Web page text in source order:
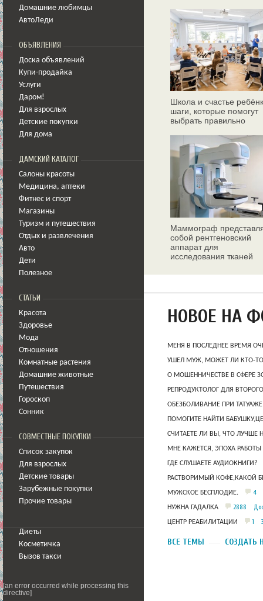
Домашние любимцы
АвтоЛеди
ОБЪЯВЛЕНИЯ
Доска объявлений
Купи-продайка
Услуги
Даром!
Для взрослых
Детские покупки
Для дома
ДАМСКИЙ КАТАЛОГ
Салоны красоты
Медицина, аптеки
Фитнес и спорт
Магазины
Туризм и путешествия
Отдых и развлечения
Авто
Дети
Полезное
СТАТЬИ
Красота
Здоровье
Мода
Отношения
Комнатные растения
Домашние животные
Путешествия
Гороскоп
Сонник
СОВМЕСТНЫЕ ПОКУПКИ
Список закупок
Для взрослых
Детские товары
Зарубежные покупки
Прочие товары
Диеты
Косметичка
Вызов такси
[an error occurred while processing this
directive]
Школа и счастье
шаги, которые помогут
выбрать правильно
Маммограф
собой рентгеновский
аппарат для
исследования тканей
НОВОЕ НА
МЕНЯ В ПОСЛЕДНЕЕ ВРЕМЯ
УШЕЛ МУЖ, МОЖЕТ ЛИ КТО-ТО
О МОШЕННИЧЕСТВЕ В СФЕРЕ
РЕПРОДУКТОЛОГ ДЛЯ
ОБЕЗБОЛИВАНИЕ ПРИ
ПОМОГИТЕ НАЙТИ
СЧИТАЕТЕ ЛИ ВЫ, ЧТО ЛУЧШЕ
МНЕ КАЖЕТСЯ, ЭПОХА
ГДЕ СЛУШАЕТЕ АУДИОКНИГИ?
РАСТВОРИМЫЙ КОФЕ,КАКОЙ
МУЖСКОЕ БЕСПЛОДИЕ. 4
НУЖНА ГАДАЛКА 2888
ЦЕНТР РЕАБИЛИТАЦИИ 1
ВСЕ ТЕМЫ СОЗДАТЬ